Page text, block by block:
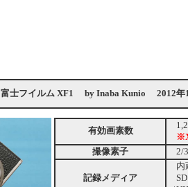
富士フイルム XF1 by Inaba Kunio 2012年
有効画素数
撮像素子
2/3
記録メディア
内
SD